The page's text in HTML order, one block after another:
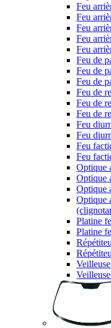
Feu
Feu
Feu
Feu
Feu
Feu de
Feu de
Feu de
Feu de
Feu de
Feu de
Feu
Feu
Feu
Feu
Optique
Optique
Optique
Optique
Platine
Platine